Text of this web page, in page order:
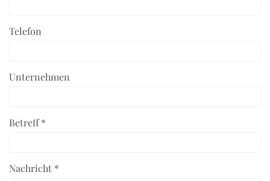
Telefon
Unternehmen
Betreff *
Nachricht *